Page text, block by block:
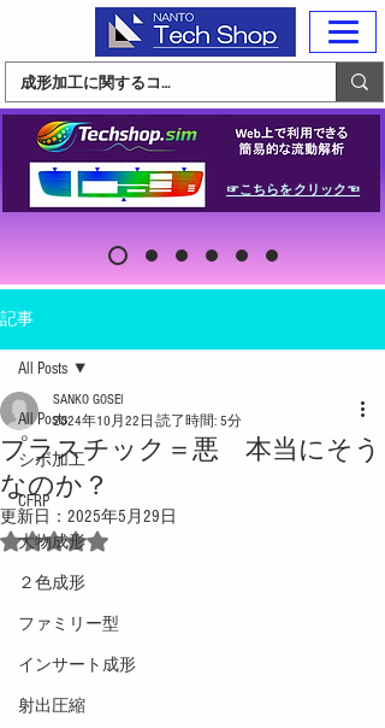
☞こちらをクリック☜
記事
All Posts
シボ加工
CFRP
大物成形
２色成形
ファミリー型
インサート成形
射出圧縮
All Posts
プラスチック＝悪 本当にそう
なのか？
SANKO GOSEI
2024年10月22日 読了時間: 5分
更新日： 2025年5月29日
5つ星のうちNaNと評価されています。